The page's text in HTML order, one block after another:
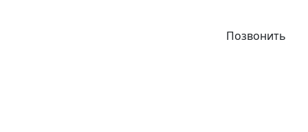
Позвонить